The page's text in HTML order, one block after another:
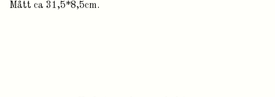
Mått ca 31,5*8,5cm.